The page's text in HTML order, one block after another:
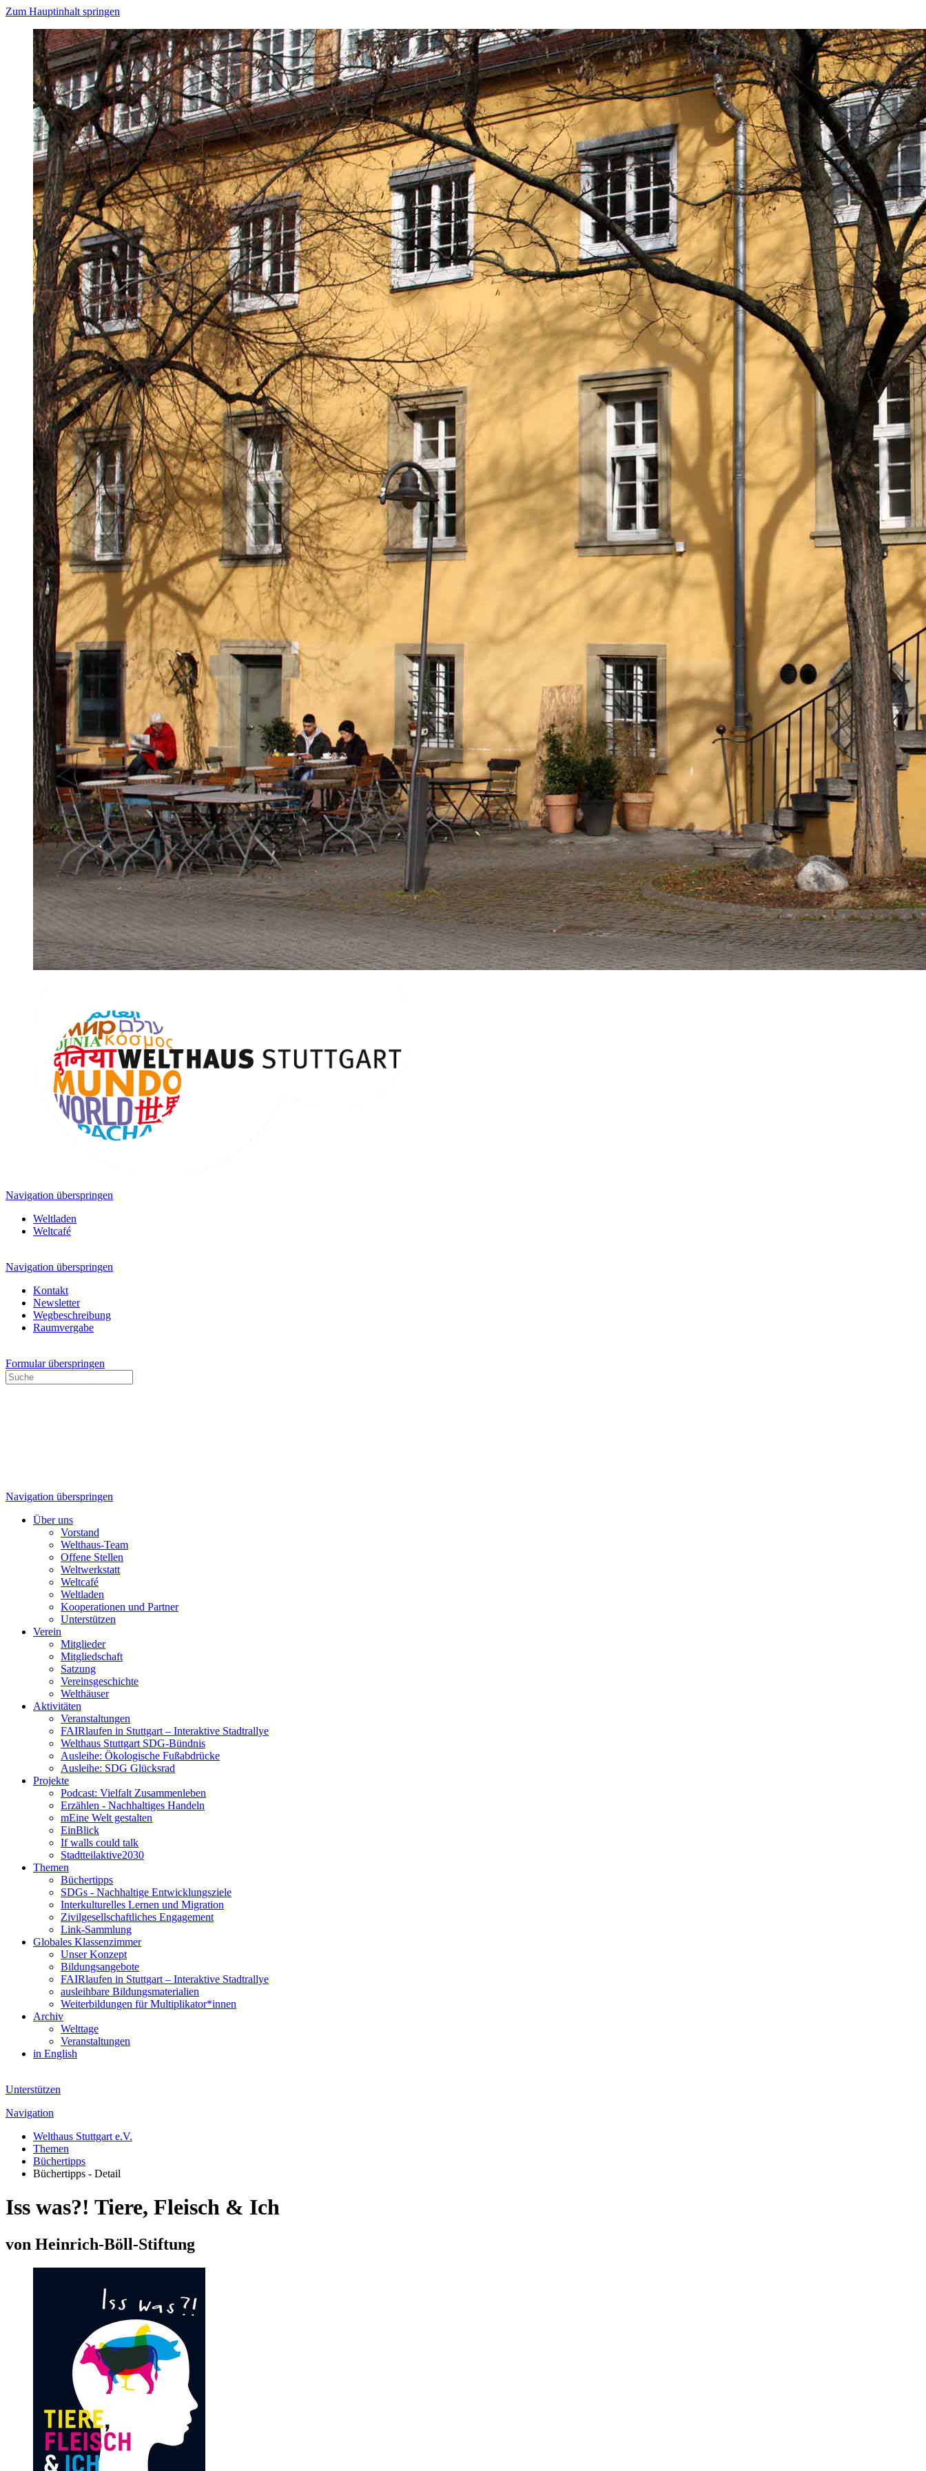
Zum Hauptinhalt springen
Navigation überspringen
Weltladen
Weltcafé
Navigation überspringen
Kontakt
Newsletter
Wegbeschreibung
Raumvergabe
Formular überspringen
Navigation überspringen
Über uns
Vorstand
Welthaus-Team
Offene Stellen
Weltwerkstatt
Weltcafé
Weltladen
Kooperationen und Partner
Unterstützen
Verein
Mitglieder
Mitgliedschaft
Satzung
Vereinsgeschichte
Welthäuser
Aktivitäten
Veranstaltungen
FAIRlaufen in Stuttgart – Interaktive Stadtrallye
Welthaus Stuttgart SDG-Bündnis
Ausleihe: Ökologische Fußabdrücke
Ausleihe: SDG Glücksrad
Projekte
Podcast: Vielfalt Zusammenleben
Erzählen - Nachhaltiges Handeln
mEine Welt gestalten
EinBlick
If walls could talk
Stadtteilaktive2030
Themen
Büchertipps
SDGs - Nachhaltige Entwicklungsziele
Interkulturelles Lernen und Migration
Zivilgesellschaftliches Engagement
Link-Sammlung
Globales Klassenzimmer
Unser Konzept
Bildungsangebote
FAIRlaufen in Stuttgart – Interaktive Stadtrallye
ausleihbare Bildungsmaterialien
Weiterbildungen für Multiplikator*innen
Archiv
Welttage
Veranstaltungen
in English
Unterstützen
Navigation
Welthaus Stuttgart e.V.
Themen
Büchertipps
Büchertipps - Detail
Iss was?! Tiere, Fleisch & Ich
von Heinrich-Böll-Stiftung